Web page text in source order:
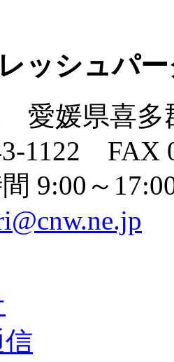
ッシュパ
愛媛県喜多
1122 FAX
9:00～